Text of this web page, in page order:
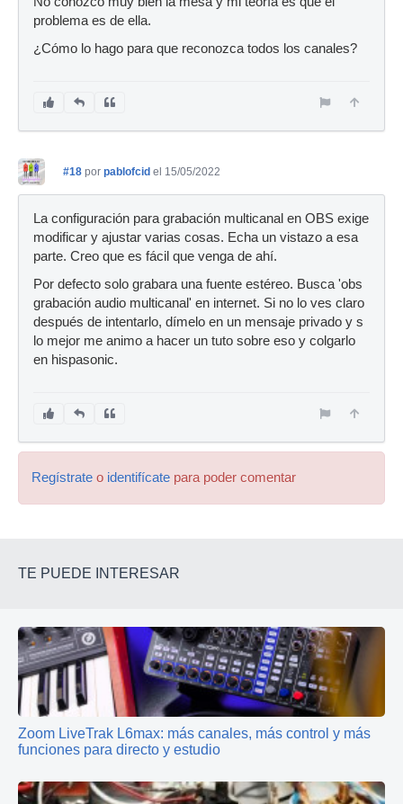
problema es de ella.
¿Cómo lo hago para que reconozca todos los canales?
#18 por pablofcid el 15/05/2022
La configuración para grabación multicanal en OBS exige
modificar y ajustar varias cosas. Echa un vistazo a esa
parte. Creo que es fácil que venga de ahí.
Por defecto solo grabara una fuente estéreo. Busca 'obs
grabación audio multicanal' en internet. Si no lo ves claro
después de intentarlo, dímelo en un mensaje privado y s
lo mejor me animo a hacer un tuto sobre eso y colgarlo
en hispasonic.
Regístrate o identifícate para poder comentar
TE PUEDE INTERESAR
Zoom LiveTrak L6max: más canales, más control y más
funciones para directo y estudio